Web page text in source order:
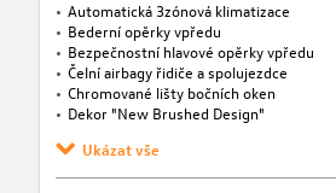
Automatická 3zónová klimatizace
Bederní opěrky vpředu
Bezpečnostní hlavové opěrky vpředu
Čelní airbagy řidiče a spolujezdce
Chromované lišty bočních oken
Dekor "New Brushed Design"
Ukázat vše